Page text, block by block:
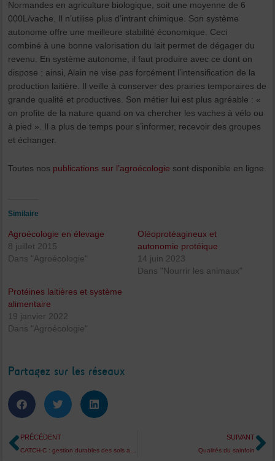
Normandes en agriculture biologique, soit une moyenne de 6
000L/vache. Il n’utilise plus d’intrant chimique. Son système
autonome offre une meilleure stabilité économique. Ceci
combiné à une bonne valorisation du lait permet de dégager du
revenu. En système autonome, il faut produire avec ce dont on
dispose : ainsi, Alain ne vise pas forcément l’intensification de la
production laitière. Il veille à conserver des prairies temporaires de
grande qualité et productives. Son métier lui est plus agréable : «
on profite de la nature quand on va chercher les vaches à vélo ou
à pied ». Il a plus de temps pour s’informer, recevoir des groupes
et échanger.
Toutes nos publications sur l’agroécologie sont disponible en ligne.
Similaire
Agroécologie en élevage
8 juillet 2015
Dans "Agroécologie"
Oléoprotéagineux et
autonomie protéique
14 juin 2023
Dans "Nourrir les animaux"
Protéines laitières et système
alimentaire
19 janvier 2022
Dans "Agroécologie"
Partagez sur les réseaux
Précédent
PRÉCÉDENT
CATCH-C : gestion durables des sols agricoles
SUIVANT
Qualités du sainfoin